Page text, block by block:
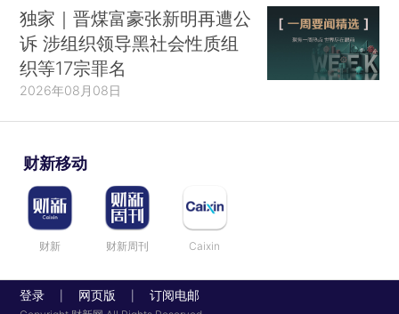
独家｜晋煤富豪张新明再遭公
诉 涉组织领导黑社会性质组
织等17宗罪名
2026年08月08日
财新移动
财新 财新周刊 Caixin
登录 网页版 订阅电邮